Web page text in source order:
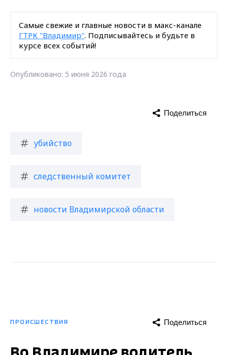
Самые свежие и главные новости в макс-канале
ГТРК "Владимир". Подписывайтесь и будьте в
курсе всех событий!
Опубликовано: 5 июня 2026 года
убийство
следственный комитет
новости Владимирской области
Поделиться
ПРОИСШЕСТВИЯ Поделиться